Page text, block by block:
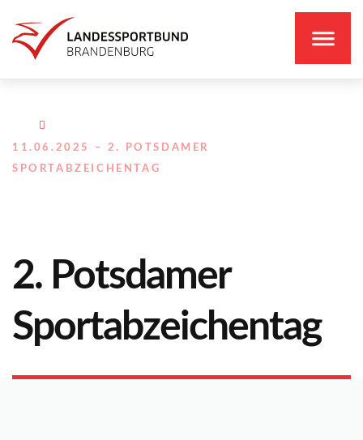
11.06.2025 – 2. POTSDAMER
SPORTABZEICHENTAG
2. Potsdamer
Sportabzeichentag